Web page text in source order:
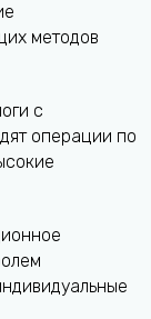
методов
с
операции по